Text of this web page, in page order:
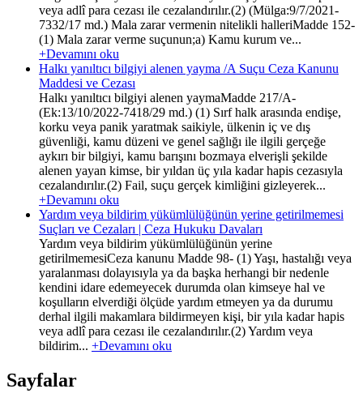
veya adlî para cezası ile cezalandırılır.(2) (Mülga:9/7/2021-
7332/17 md.) Mala zarar vermenin nitelikli halleriMadde 152-
(1) Mala zarar verme suçunun;a) Kamu kurum ve...
+Devamını oku
Halkı yanıltıcı bilgiyi alenen yayma /A Suçu Ceza Kanunu
Maddesi ve Cezası
Halkı yanıltıcı bilgiyi alenen yaymaMadde 217/A-
(Ek:13/10/2022-7418/29 md.) (1) Sırf halk arasında endişe,
korku veya panik yaratmak saikiyle, ülkenin iç ve dış
güvenliği, kamu düzeni ve genel sağlığı ile ilgili gerçeğe
aykırı bir bilgiyi, kamu barışını bozmaya elverişli şekilde
alenen yayan kimse, bir yıldan üç yıla kadar hapis cezasıyla
cezalandırılır.(2) Fail, suçu gerçek kimliğini gizleyerek...
+Devamını oku
Yardım veya bildirim yükümlülüğünün yerine getirilmemesi
Suçları ve Cezaları | Ceza Hukuku Davaları
Yardım veya bildirim yükümlülüğünün yerine
getirilmemesiCeza kanunu Madde 98- (1) Yaşı, hastalığı veya
yaralanması dolayısıyla ya da başka herhangi bir nedenle
kendini idare edemeyecek durumda olan kimseye hal ve
koşulların elverdiği ölçüde yardım etmeyen ya da durumu
derhal ilgili makamlara bildirmeyen kişi, bir yıla kadar hapis
veya adlî para cezası ile cezalandırılır.(2) Yardım veya
bildirim... +Devamını oku
Sayfalar